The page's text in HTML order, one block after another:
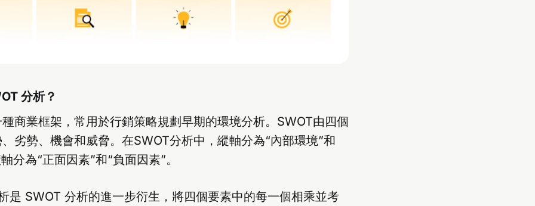
分析？
商業框架，常用於行銷策略規劃早期的環境分析。SWOT由四個
劣勢、機會和威脅。在SWOT分析中，縱軸分為“內部環境”和
分為“正面因素”和“負面因素”。
是 SWOT 分析的進一步衍生，將四個要素中的每一個相乘並考